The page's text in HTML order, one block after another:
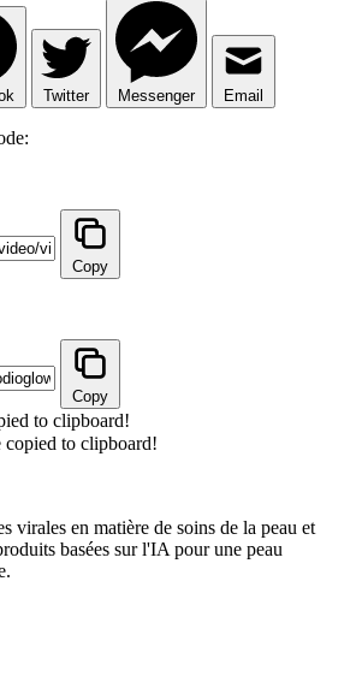
Twitter Messenger Email
Copy
Copy
to clipboard!
to clipboard!
virales en matière de soins de la peau et
basées sur l'IA pour une peau